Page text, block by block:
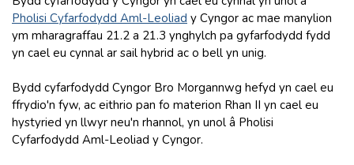
Pholisi Cyfarfodydd Aml-Leoliad y Cyngor ac mae manylion
ym mharagraffau 21.2 a 21.3 ynghylch pa gyfarfodydd fydd
yn cael eu cynnal ar sail hybrid ac o bell yn unig.
Bydd cyfarfodydd Cyngor Bro Morgannwg hefyd yn cael eu
ffrydio'n fyw, ac eithrio pan fo materion Rhan II yn cael eu
hystyried yn llwyr neu'n rhannol, yn unol â Pholisi
Cyfarfodydd Aml-Leoliad y Cyngor.